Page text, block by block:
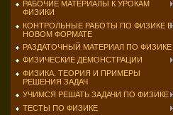
РАБОЧИЕ МАТЕРИАЛЫ К УРОКАМ
ФИЗИКИ
КОНТРОЛЬНЫЕ РАБОТЫ ПО ФИЗИКЕ В
НОВОМ ФОРМАТЕ
РАЗДАТОЧНЫЙ МАТЕРИАЛ ПО ФИЗИКЕ
ФИЗИЧЕСКИЕ ДЕМОНСТРАЦИИ
ФИЗИКА. ТЕОРИЯ И ПРИМЕРЫ
РЕШЕНИЯ ЗАДАЧ
УЧИМСЯ РЕШАТЬ ЗАДАЧИ ПО ФИЗИКЕ
ТЕСТЫ ПО ФИЗИКЕ